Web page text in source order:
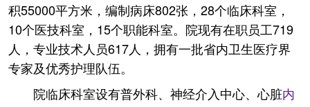
积55000平方米，编制病床802张，28个临床科室，
10个医技科室，15个职能科室。院现有在职员工719
人，专业技术人员617人，拥有一批省内卫生医疗界
专家及优秀护理队伍。
院临床科室设有普外科、神经介入中心、心脏内